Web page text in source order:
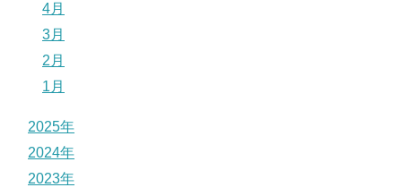
4月
3月
2月
1月
2025年
2024年
2023年